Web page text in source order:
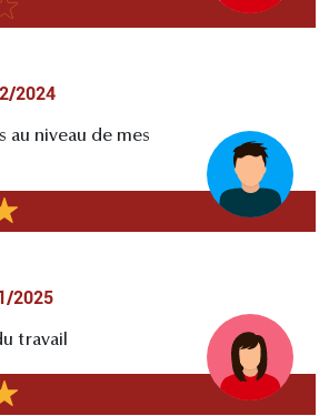
2024
au niveau de mes
2025
travail